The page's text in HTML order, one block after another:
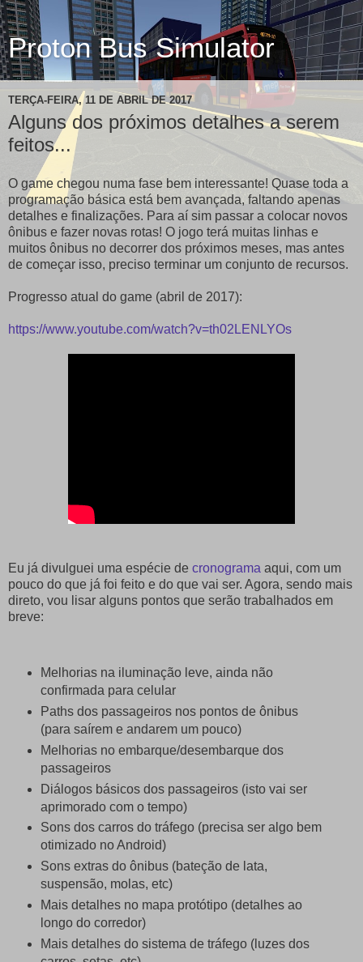
Proton Bus Simulator
TERÇA-FEIRA, 11 DE ABRIL DE 2017
Alguns dos próximos detalhes a serem
feitos...
O game chegou numa fase bem interessante! Quase toda a
programação básica está bem avançada, faltando apenas
detalhes e finalizações. Para aí sim passar a colocar novos
ônibus e fazer novas rotas! O jogo terá muitas linhas e
muitos ônibus no decorrer dos próximos meses, mas antes
de começar isso, preciso terminar um conjunto de recursos.
Progresso atual do game (abril de 2017):
https://www.youtube.com/watch?v=th02LENLYOs
Eu já divulguei uma espécie de cronograma aqui, com um
pouco do que já foi feito e do que vai ser. Agora, sendo mais
direto, vou lisar alguns pontos que serão trabalhados em
breve:
Melhorias na iluminação leve, ainda não
confirmada para celular
Paths dos passageiros nos pontos de ônibus
(para saírem e andarem um pouco)
Melhorias no embarque/desembarque dos
passageiros
Diálogos básicos dos passageiros (isto vai ser
aprimorado com o tempo)
Sons dos carros do tráfego (precisa ser algo bem
otimizado no Android)
Sons extras do ônibus (bateção de lata,
suspensão, molas, etc)
Mais detalhes no mapa protótipo (detalhes ao
longo do corredor)
Mais detalhes do sistema de tráfego (luzes dos